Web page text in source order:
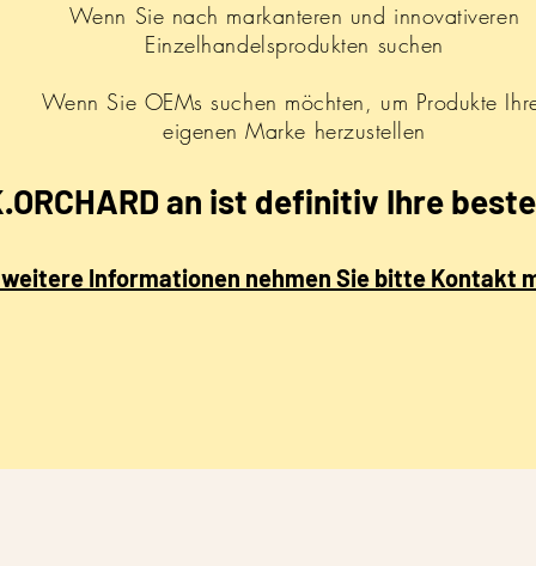
Wenn Sie nach markanteren und innovativeren
Einzelhandelsprodukten suchen
Wenn Sie OEMs suchen möchten, um Produkte
eigenen Marke herzustellen
an ist definitiv Ihre
Informationen nehmen Sie bitte Kontakt